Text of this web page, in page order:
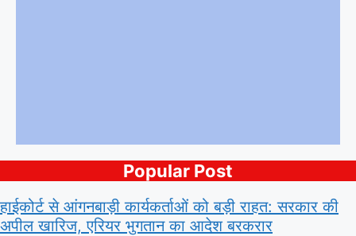
Popular Post
हाईकोर्ट से आंगनबाड़ी कार्यकर्ताओं को बड़ी राहत: सरकार की
अपील खारिज, एरियर भुगतान का आदेश बरकरार